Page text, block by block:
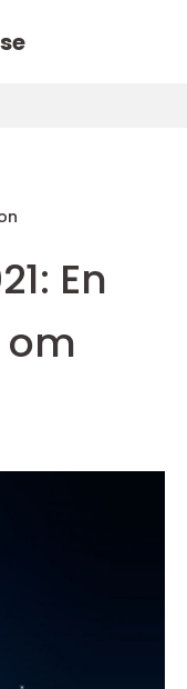
se
En